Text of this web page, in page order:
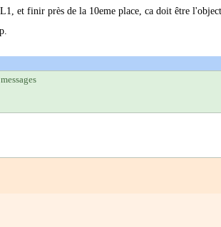
et finir près de la 10eme place, ca doit être